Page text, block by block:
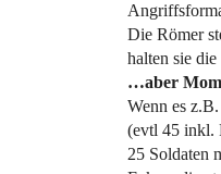
Die Römer
halten sie
…aber
Wenn es
(evtl 45 inkl.
25 Soldaten